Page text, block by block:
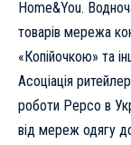
Home&You.
товарів мережа
«Копійочкою» та
Асоціація
роботи Pepco в
від мереж одягу